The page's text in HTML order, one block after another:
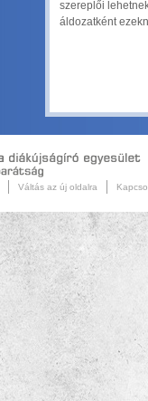
szereplői
áldozatként
Váltás az új oldalra